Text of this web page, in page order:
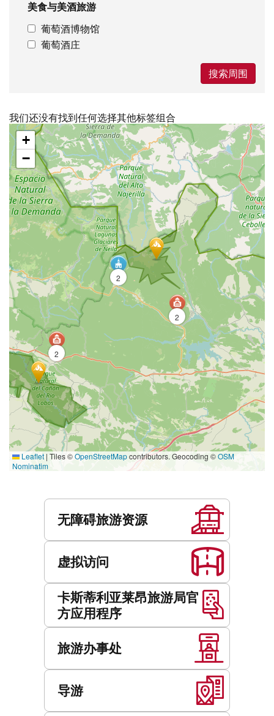
美食与美酒旅游
葡萄酒博物馆
葡萄酒庄
搜索周围
我们还没有找到任何选择其他标签组合
跳
过
地
图
2
2
2
+
−
Leaflet | Tiles ©OpenStreetMapcontributors. Geocoding ©OSM
Nominatim
无障碍旅游资源
虚拟访问
卡斯蒂利亚莱昂旅游局官
方应用程序
旅游办事处
导游